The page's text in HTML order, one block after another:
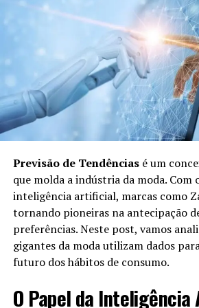
artificial para analisar as
looks personalizados.
Consultoria Personalizada:
revisar as opções e oferecer
necessário.
Envio de Itens: Após a
são enviadas diretamente ao
Benefícios do Personal
Compras Online
Utilizar um Personal Shopper para
uma série de benefícios:
Economia de Tempo:O
Shopper faz isso rapidamente.
Previsão de Tendênciasé um
que molda a indústria da moda. Com
inteligência artificial, marcas como
tornando pioneiras na antecipação
preferências. Neste post, vamos
gigantes da moda utilizam dados
futuro dos hábitos de consumo.
O Papel da